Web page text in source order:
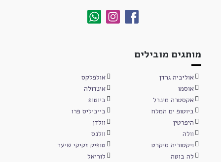
מותגים מובילים
אוליביה גרדן
אולפלקס
אוסמו
אינדולה
אקסטרה מינרל
ביוטופ
ביוטופ ים המלח
בייביליס פרו
היפרטין
וולדן
וולה
וולנס
ויקטוריה סיקרט
טופיק זקיקי שיער
לה בוטה
לוריאל